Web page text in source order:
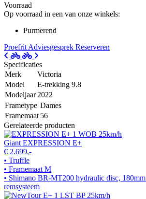
Voorraad
Op voorraad in een van onze winkels:
Purmerend
Proefrit Adviesgesprek Reserveren
Specificaties
Merk
Victoria
Model
E-trekking 9.8
Modeljaar 2022
Frametype Dames
Framemaat 56
Gerelateerde producten
Giant EXPRESSION E+
€ 2.699,-
• Truffle
• Framemaat M
• Shimano BR-MT200 hydraulic disc,
remsysteem